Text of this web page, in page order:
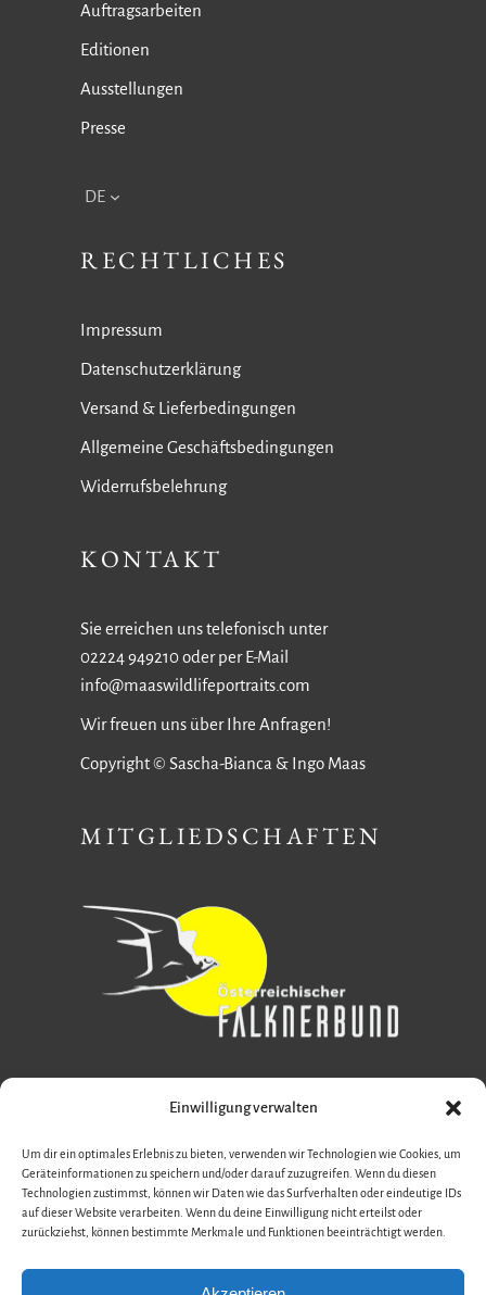
Einwilligung verwalten
Um dir ein optimales Erlebnis zu bieten, verwenden wir Technologien wie Cookies, um
Geräteinformationen zu speichern und/oder darauf zuzugreifen. Wenn du diesen
Technologien zustimmst, können wir Daten wie das Surfverhalten oder eindeutige IDs
auf dieser Website verarbeiten. Wenn du deine Einwilligung nicht erteilst oder
zurückziehst, können bestimmte Merkmale und Funktionen beeinträchtigt werden.
Auftragsarbeiten
Editionen
Ausstellungen
Presse
DE
RECHTLICHES
Impressum
Datenschutzerklärung
Versand & Lieferbedingungen
Allgemeine Geschäftsbedingungen
Widerrufsbelehrung
KONTAKT
Sie erreichen uns telefonisch unter
02224 949210 oder per E-Mail
info@maaswildlifeportraits.com
Wir freuen uns über Ihre Anfragen!
Copyright © Sascha-Bianca & Ingo Maas
MITGLIEDSCHAFTEN